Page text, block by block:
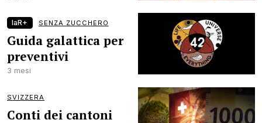
laR+ SENZA ZUCCHERO
Guida galattica per
preventivi
3 mesi
SVIZZERA
Conti dei cantoni